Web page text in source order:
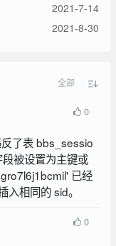
2021-7-14
2021-8-30
全部
0
了表 bbs_sessio
被设置为主键或
已经
入相同的 sid。
0